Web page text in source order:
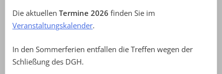
Die aktuellen Termine 2026 finden Sie im
Veranstaltungskalender.
In den Sommerferien entfallen die Treffen wegen der
Schließung des DGH.